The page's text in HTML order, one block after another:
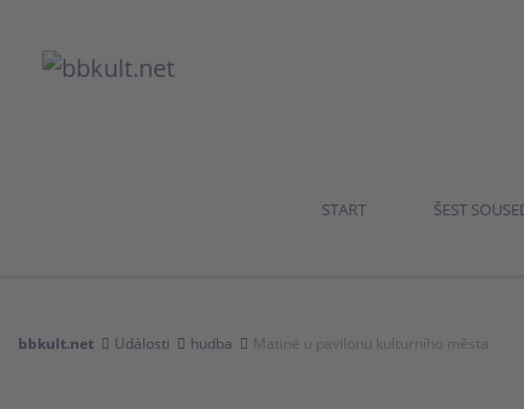
START ŠEST
bbkult.net Události hudba Matiné u pavilonu kulturního města